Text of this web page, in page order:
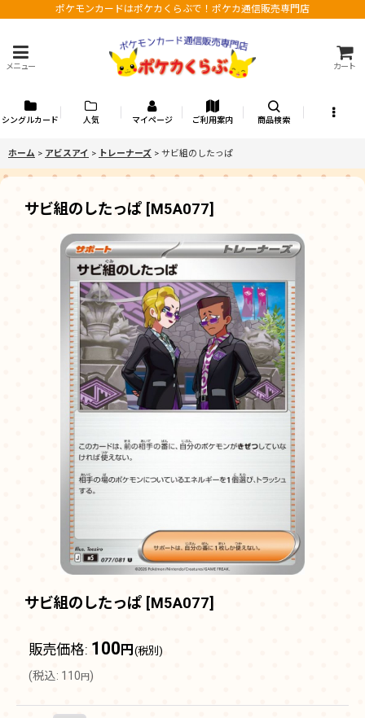
ポケモンカードはポケカくらぶで！ポケカ通信販売専門店
メニュー カート
シングルカード 人気 マイページ ご利用案内 商品検索
ホーム > アビスアイ > トレーナーズ > サビ組のしたっぱ
サビ組のしたっぱ [M5A077]
サビ組のしたっぱ [M5A077]
販売価格: 100 円 (税別)
(税込: 110円)